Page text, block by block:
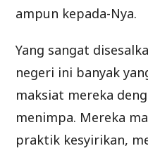
ampun kepada-Nya.
Yang sangat
negeri ini banyak
maksiat mereka
menimpa. Mereka
praktik kesyirikan,